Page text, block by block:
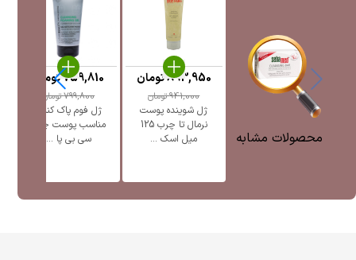
محصولات مشابه
ژل شوینده پوست
نرمال تا چرب 125
میل اسک ...
941,000تومان
893,950تومان
ژل فوم پاک کننده
مناسب پوست چرب
سی بی پا ...
799,800تومان
759,810تومان